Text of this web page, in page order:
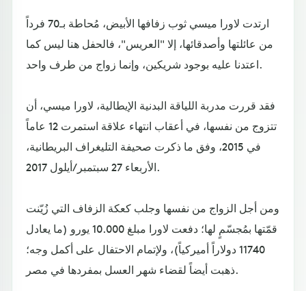
ارتدت لاورا ميسي ثوب زفافها الأبيض، مُحاطة بـ70 فرداً
من عائلتها وأصدقائها، إلا "العريس"، فالحفل هنا ليس كما
اعتدنا عليه بوجود شريكين، وإنما زواج من طرف واحد.
فقد قررت مدربة اللياقة البدنية الإيطالية، لاورا ميسي، أن
تتزوج من نفسها، في أعقاب انتهاء علاقة استمرت 12 عاماً
في 2015، وفق ما ذكرت صحيفة التليغراف البريطانية،
الأربعاء 27 سبتمبر/أيلول 2017.
ومن أجل الزواج من نفسها وجلب كعكة الزفاف التي زُيّنت
قمّتها بمُجسّمٍ لها؛ دفعت لاورا مبلغ 10.000 يورو (ما يعادل
11740 دولاراً أميركياً)، ولإتمام الاحتفال على أكمل وجه؛
ذهبت أيضاً لقضاء شهر العسل بمفردها في مصر.